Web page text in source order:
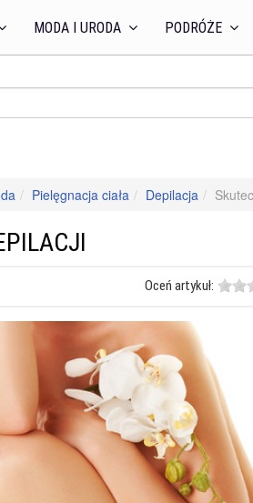
MODA I URODA PODRÓŻE
Pielęgnacja ciała Depilacja
Oceń artykuł: